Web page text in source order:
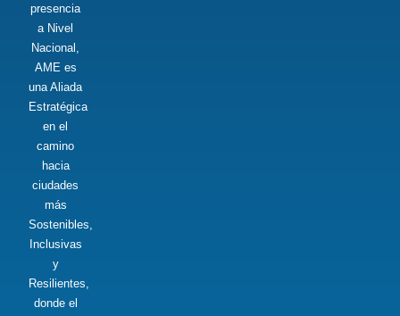
presencia
a Nivel
Nacional,
AME es
una Aliada
Estratégica
en el
camino
hacia
ciudades
más
Sostenibles,
Inclusivas
y
Resilientes,
donde el